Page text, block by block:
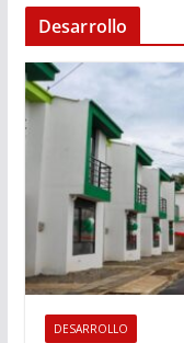
Desarrollo
DESARROLLO